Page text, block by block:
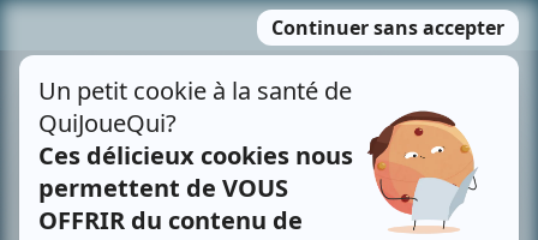
MENU
contenu
Recherche avancée »